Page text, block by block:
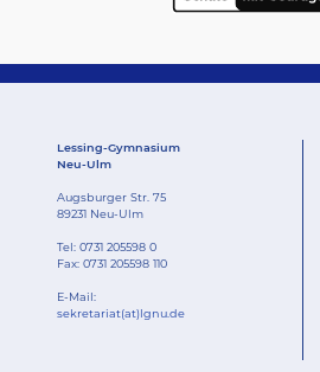
Lessing-Gymnasium
Neu-Ulm
Augsburger Str. 75
89231 Neu-Ulm
Tel: 0731 205598 0
Fax: 0731 205598 110
E-Mail:
sekretariat(at)lgnu.de